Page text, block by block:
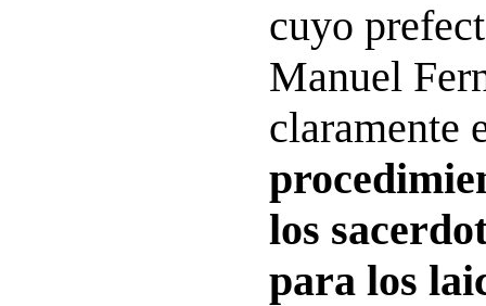
cuyo
Manuel
claramente
los
para los